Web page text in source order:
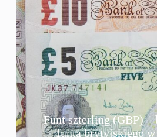
Funt szterling (GBP) –
funta brytyjskiego w